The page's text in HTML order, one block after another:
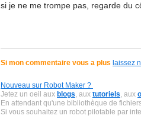
si je ne me trompe pas, regarde du
Si mon commentaire vous a plus laissez
Nouveau sur Robot Maker ?
Jetez un oeil aux blogs , aux tutoriels , aux
En attendant qu'une bibliothèque de
Si vous souhaitez un robot pilotable par